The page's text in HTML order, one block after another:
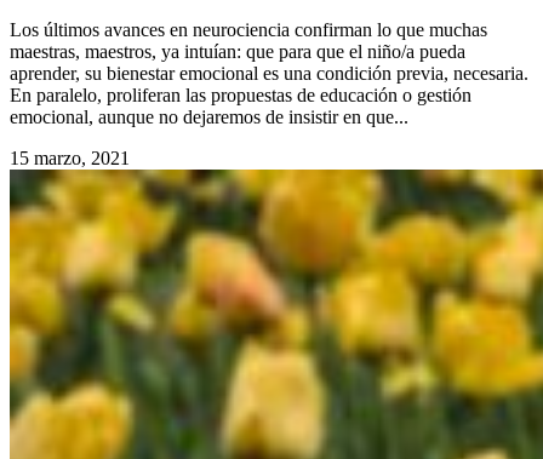
Los últimos avances en neurociencia confirman lo que muchas
maestras, maestros, ya intuían: que para que el niño/a pueda
aprender, su bienestar emocional es una condición previa, necesaria.
En paralelo, proliferan las propuestas de educación o gestión
emocional, aunque no dejaremos de insistir en que...
15 marzo, 2021